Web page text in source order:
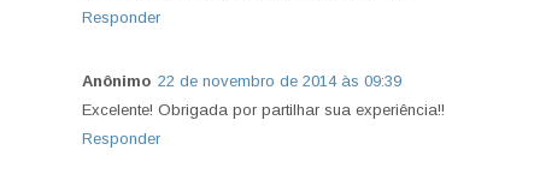
Responder
Anônimo 22 de novembro de 2014 às 09:39
Excelente! Obrigada por partilhar sua experiência!!
Responder